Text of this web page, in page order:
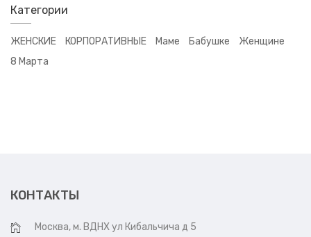
Категории
ЖЕНСКИЕ КОРПОРАТИВНЫЕ Маме Бабушке
Женщине
8 Марта
КОНТАКТЫ
Москва, м. ВДНХ ул Кибальчича д 5